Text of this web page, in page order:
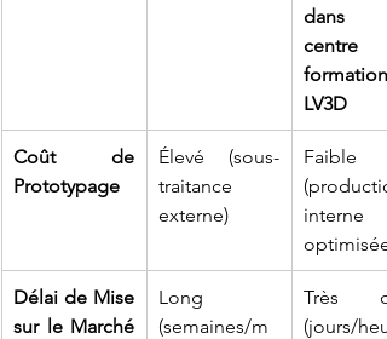
dans
centre
formation
LV3D
Coût de
Prototypage
Élevé (sous-
traitance
externe)
Faible
interne
optimisée)
Délai de Mise
sur le Marché
Long
(semaines/m
Très
(jours/